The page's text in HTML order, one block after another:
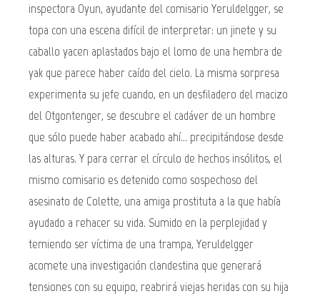
inspectora Oyun, ayudante del comisario Yeruldelgger, se
topa con una escena difícil de interpretar: un jinete y su
caballo yacen aplastados bajo el lomo de una hembra de
yak que parece haber caído del cielo. La misma sorpresa
experimenta su jefe cuando, en un desfiladero del macizo
del Otgontenger, se descubre el cadáver de un hombre
que sólo puede haber acabado ahí... precipitándose desde
las alturas. Y para cerrar el círculo de hechos insólitos, el
mismo comisario es detenido como sospechoso del
asesinato de Colette, una amiga prostituta a la que había
ayudado a rehacer su vida. Sumido en la perplejidad y
temiendo ser víctima de una trampa, Yeruldelgger
acomete una investigación clandestina que generará
tensiones con su equipo, reabrirá viejas heridas con su hija